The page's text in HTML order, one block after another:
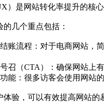
）是网站转化率提升的核
几个重点包括：
账流程：对于电商网站，
召（CTA）：确保网站上
能：很多访客会使用网站
体验，可以有效提高网站的